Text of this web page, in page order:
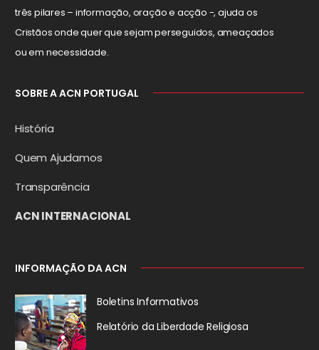
três pilares – informação, oração e acção -, ajuda os
Cristãos onde quer que sejam perseguidos, ameaçados
ou em necessidade.
SOBRE A ACN PORTUGAL
História
Quem Ajudamos
Transparência
ACN INTERNACIONAL
INFORMAÇÃO DA ACN
Boletins Informativos
Relatório da Liberdade Religiosa